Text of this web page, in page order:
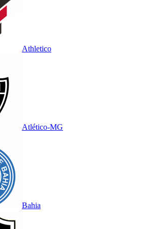
Athletico
Atlético-MG
Bahia